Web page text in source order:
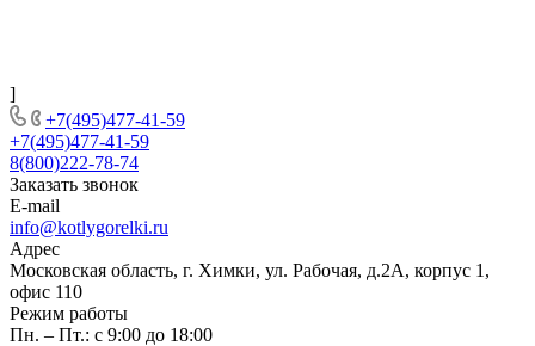
]
+7(495)477-41-59
+7(495)477-41-59
8(800)222-78-74
Заказать звонок
E-mail
info@kotlygorelki.ru
Адрес
Московская область, г. Химки, ул. Рабочая, д.2А, корпус 1,
офис 110
Режим работы
Пн. – Пт.: с 9:00 до 18:00